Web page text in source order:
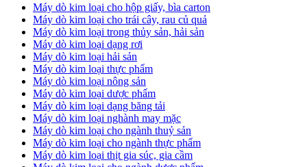
Máy dò kim loại cho hộp giấy, bìa carton
Máy dò kim loại cho trái cây, rau củ quả
Máy dò kim loại trong thủy sản, hải sản
Máy dò kim loại dạng rơi
Máy dò kim loại hải sản
Máy dò kim loại thực phẩm
Máy dò kim loại nông sản
Máy dò kim loại dược phẩm
Máy dò kim loại dạng băng tải
Máy dò kim loại nghành may mặc
Máy dò kim loại cho ngành thuỷ sản
Máy dò kim loại cho ngành thực phẩm
Máy dò kim loại thịt gia súc, gia cầm